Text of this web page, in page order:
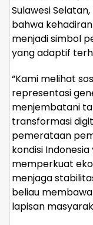
Sulawesi
bahwa
menjadi simbol
yang adaptif
“Kami melihat
representasi
menjembatani
transformasi
pemerataan
kondisi
memperkuat
menjaga
beliau
lapisan